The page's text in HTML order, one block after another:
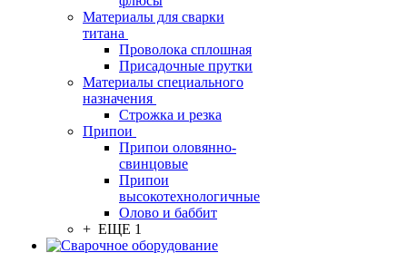
Материалы для сварки
титана
Проволока сплошная
Присадочные прутки
Материалы специального
назначения
Строжка и резка
Припои
Припои оловянно-
свинцовые
Припои
высокотехнологичные
Олово и баббит
+ ЕЩЕ 1